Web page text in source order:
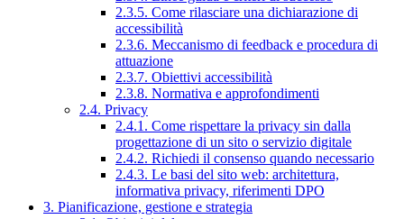
2.3.5. Come rilasciare una dichiarazione di
accessibilità
2.3.6. Meccanismo di feedback e procedura di
attuazione
2.3.7. Obiettivi accessibilità
2.3.8. Normativa e approfondimenti
2.4. Privacy
2.4.1. Come rispettare la privacy sin dalla
progettazione di un sito o servizio digitale
2.4.2. Richiedi il consenso quando necessario
2.4.3. Le basi del sito web: architettura,
informativa privacy, riferimenti DPO
3. Pianificazione, gestione e strategia